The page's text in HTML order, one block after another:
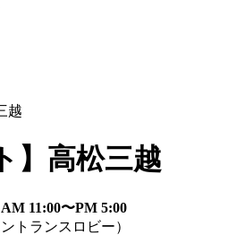
越
】高松三越
11:00〜PM 5:00
トランスロビー）